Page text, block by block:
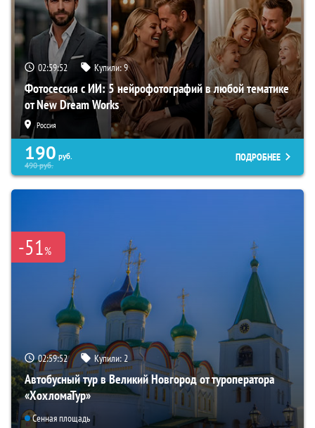
02:59:51 Купили:9
Фотосессия с ИИ: 5 нейрофотографий в любой тематике
от New Dream Works
Россия
190 руб.
490руб.
ПОДРОБНЕЕ
-51%
02:59:51 Купили:2
Автобусный тур в Великий Новгород от туроператора
«ХохломаТур»
Сенная площадь